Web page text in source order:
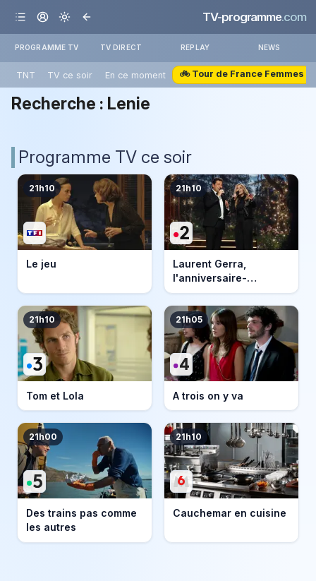
TV-programme.com
PROGRAMME TV TV DIRECT REPLAY NEWS
TNT TV ce soir En ce moment 🚲 Tour de France Femmes
Recherche : Lenie
Programme TV ce soir
21h10
Le jeu
21h10
Laurent Gerra,
l'anniversaire-
événement
21h10
Tom et Lola
21h05
A trois on y va
21h00
Des trains pas comme
les autres
21h10
Cauchemar en cuisine